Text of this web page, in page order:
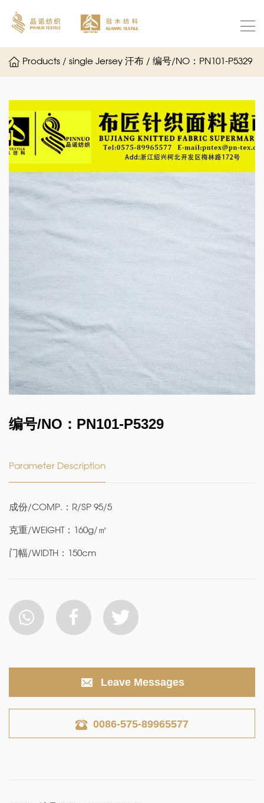
Products / single Jersey 汗布 / 编号/NO：PN101-P5329
编号/NO：PN101-P5329
Parameter Description
成份/COMP.：R/SP 95/5
克重/WEIGHT：160g/㎡
门幅/WIDTH：150cm
Leave Messages
0086-575-89965577